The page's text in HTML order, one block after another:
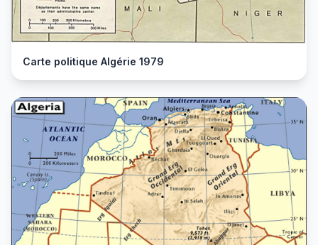
Carte politique Algérie 1979